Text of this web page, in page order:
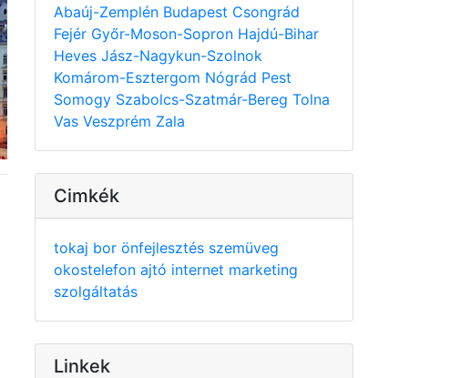
Abaúj-Zemplén Budapest Csongrád
Fejér Győr-Moson-Sopron Hajdú-Bihar
Heves Jász-Nagykun-Szolnok
Komárom-Esztergom Nógrád Pest
Somogy Szabolcs-Szatmár-Bereg Tolna
Vas Veszprém Zala
Cimkék
tokaj bor önfejlesztés szemüveg
okostelefon ajtó internet marketing
szolgáltatás
Linkek